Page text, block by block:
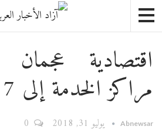
اقتصادية
مراكز الخدمة إلى 7 مراكز
Abnewsar يوليو 31, 2018